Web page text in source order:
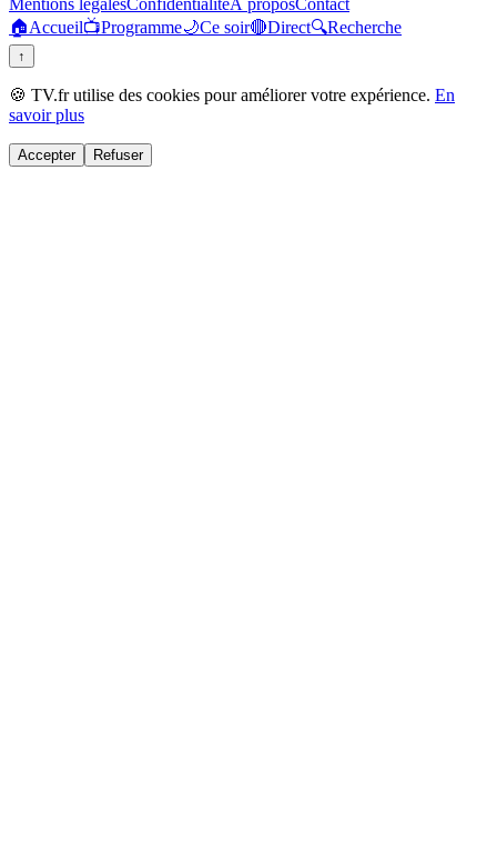
🏠Accueil📺Programme🌙Ce soir🔴Direct🔍Recherche
↑
🍪 TV.fr utilise des cookies pour améliorer votre expérience. En
savoir plus
Accepter Refuser